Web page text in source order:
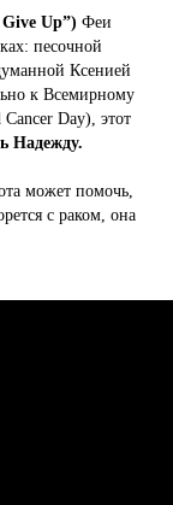
Up”) Феи
песочной
Ксенией
к Всемирному
Day), этот
Надежду.
может помочь,
с раком, она